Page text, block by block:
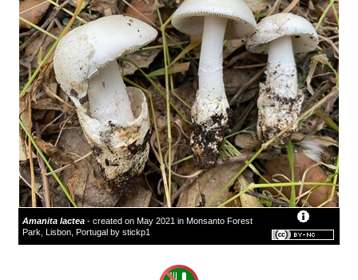
Amanita lactea - created on May 2021 in Monsanto Forest
Park, Lisbon, Portugal by stickp1